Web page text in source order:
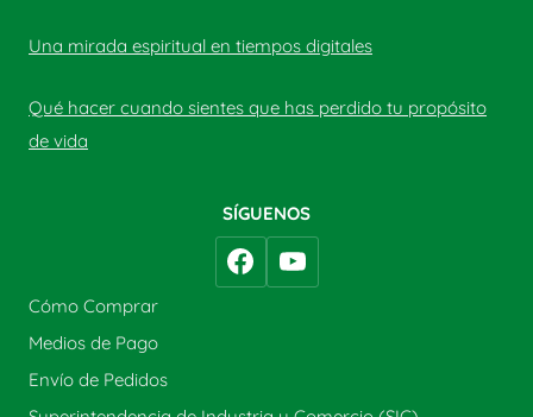
Una mirada espiritual en tiempos digitales
Qué hacer cuando sientes que has perdido tu propósito
de vida
SÍGUENOS
Cómo Comprar
Medios de Pago
Envío de Pedidos